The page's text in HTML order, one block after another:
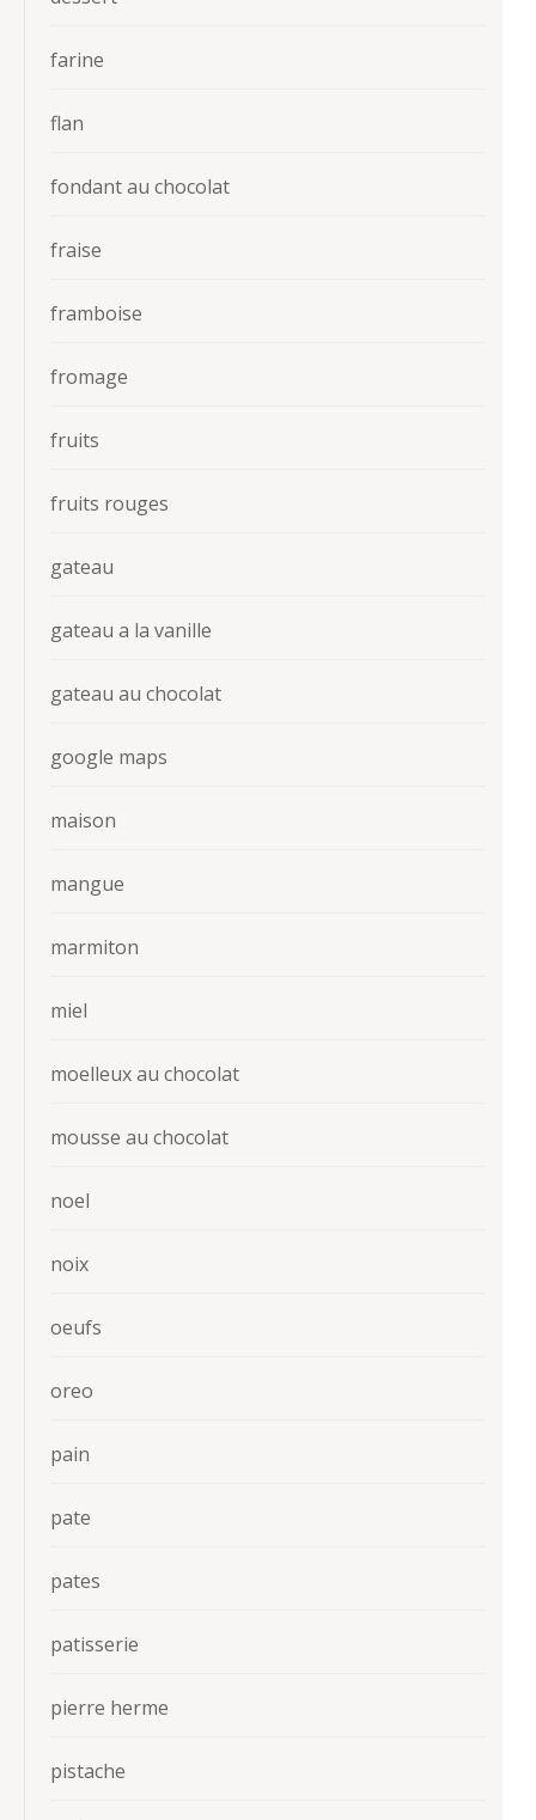
farine
flan
fondant au chocolat
fraise
framboise
fromage
fruits
fruits rouges
gateau
gateau a la vanille
gateau au chocolat
google maps
maison
mangue
marmiton
miel
moelleux au chocolat
mousse au chocolat
noel
noix
oeufs
oreo
pain
pate
pates
patisserie
pierre herme
pistache